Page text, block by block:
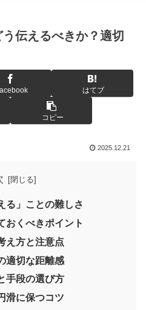
伝えるべきか？適切
はてブ
コピー
2025.12.21
る」ことの難しさ
おくべきポイント
え方と注意点
適切な距離感
手段の選び方
滑に保つコツ